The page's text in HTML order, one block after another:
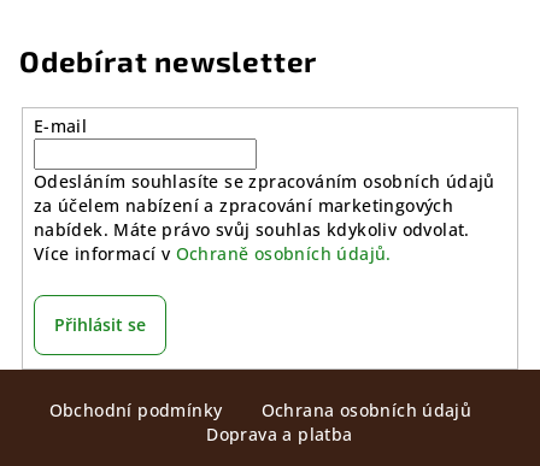
á
d
a
p
r
v
i
s
Odebírat newsletter
E-mail
Odesláním souhlasíte se zpracováním osobních údajů
za účelem nabízení a zpracování marketingových
nabídek. Máte právo svůj souhlas kdykoliv odvolat.
Více informací v Ochraně osobních údajů.
Přihlásit se
Obchodní podmínky
Ochrana osobních údajů
Doprava a platba